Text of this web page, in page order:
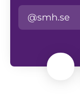
@smh.se